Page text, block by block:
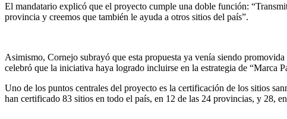
El mandatario explicó que el proyecto cumple una doble función:
provincia y creemos que también le ayuda a otros sitios del país”.
Asimismo, Cornejo subrayó que esta propuesta ya venía siendo
celebró que la iniciativa haya logrado incluirse en la estrategia de “Marca
Uno de los puntos centrales del proyecto es la certificación de los sitios
han certificado 83 sitios en todo el país, en 12 de las 24 provincias, y 28,